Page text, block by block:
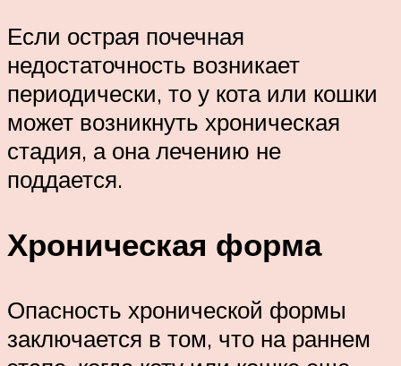
Если острая почечная
недостаточность возникает
периодически, то у кота или кошки
может возникнуть хроническая
стадия, а она лечению не
поддается.
Хроническая форма
Опасность хронической формы
заключается в том, что на раннем